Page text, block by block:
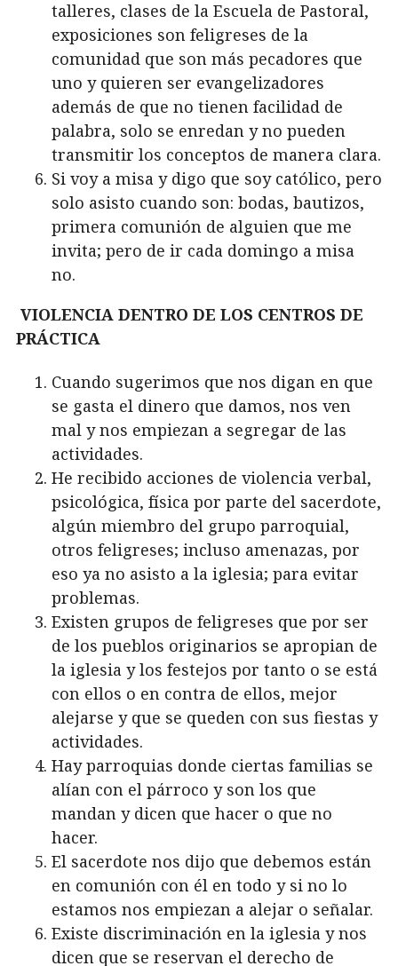
talleres, clases de la Escuela de Pastoral,
exposiciones son feligreses de la
comunidad que son más pecadores que
uno y quieren ser evangelizadores
además de que no tienen facilidad de
palabra, solo se enredan y no pueden
transmitir los conceptos de manera clara.
Si voy a misa y digo que soy católico, pero
solo asisto cuando son: bodas, bautizos,
primera comunión de alguien que me
invita; pero de ir cada domingo a misa
no.
VIOLENCIA DENTRO DE LOS CENTROS DE
PRÁCTICA
Cuando sugerimos que nos digan en que
se gasta el dinero que damos, nos ven
mal y nos empiezan a segregar de las
actividades.
He recibido acciones de violencia verbal,
psicológica, física por parte del sacerdote,
algún miembro del grupo parroquial,
otros feligreses; incluso amenazas, por
eso ya no asisto a la iglesia; para evitar
problemas.
Existen grupos de feligreses que por ser
de los pueblos originarios se apropian de
la iglesia y los festejos por tanto o se está
con ellos o en contra de ellos, mejor
alejarse y que se queden con sus fiestas y
actividades.
Hay parroquias donde ciertas familias se
alían con el párroco y son los que
mandan y dicen que hacer o que no
hacer.
El sacerdote nos dijo que debemos están
en comunión con él en todo y si no lo
estamos nos empiezan a alejar o señalar.
Existe discriminación en la iglesia y nos
dicen que se reservan el derecho de